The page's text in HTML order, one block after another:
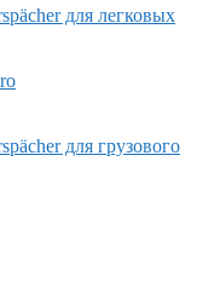
для легковых
для грузового